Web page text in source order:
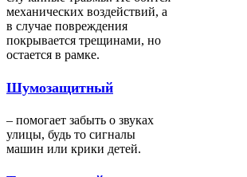
механических воздействий, а
в случае повреждения
покрывается трещинами, но
остается в рамке.
Шумозащитный
– помогает забыть о звуках
улицы, будь то сигналы
машин или крики детей.